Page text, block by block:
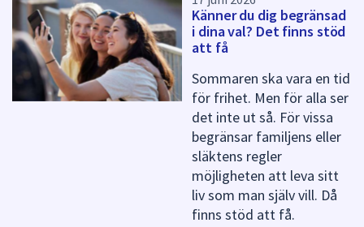
Känner du dig begränsad
i dina val? Det finns stöd
att få
Sommaren ska vara en tid
för frihet. Men för alla ser
det inte ut så. För vissa
begränsar familjens eller
släktens regler
möjligheten att leva sitt
liv som man själv vill. Då
finns stöd att få.